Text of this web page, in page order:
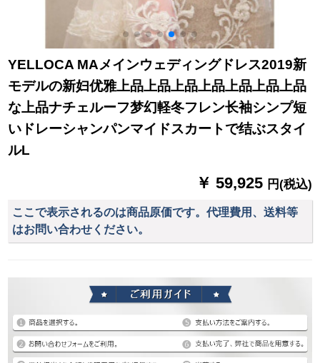
YELLOCA MAメインウェディングドレス2019新
モデルの新妇优雅上品上品上品上品上品上品上品
な上品ナチェルーフ梦幻軽冬フレン长袖シンプ短
いドレーシャンパンマイドスカートで结ぶスタイ
ルL
￥ 59,925 円(税込)
ここで表示されるのは商品原価です。代理費用、送料等
はお問い合わせください。